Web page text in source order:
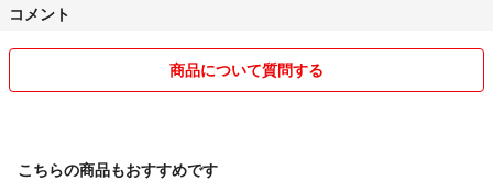
◑発送について
ご購入者の方にご迷惑がかからないように、なるべく早い発送を心がけ
ております。
当家では、喫煙者がおりませんので、たばこのにおいが気になる方はご
コメント
商品について質問する
こちらの商品もおすすめです